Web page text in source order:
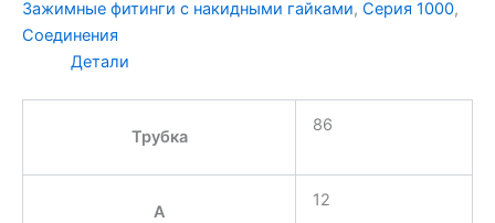
Зажимные фитинги с накидными гайками, Серия 1000,
Соединения
Детали
Трубка
86
A
12